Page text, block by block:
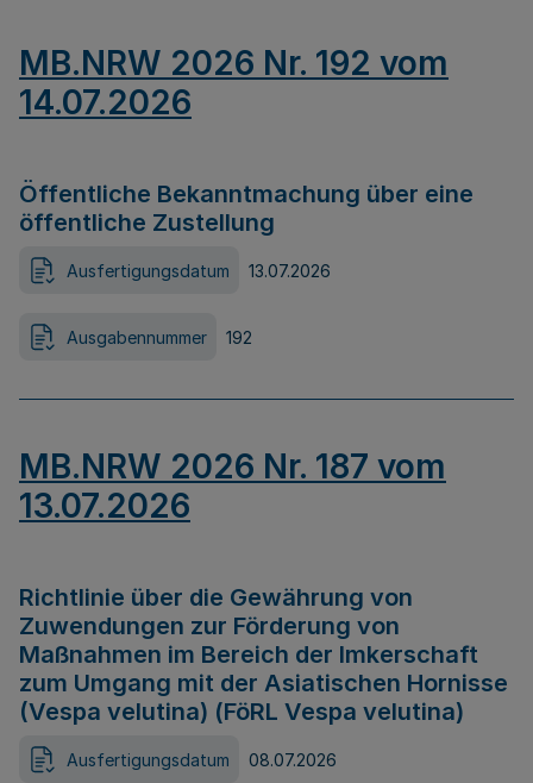
MB.NRW 2026 Nr. 192 vom
14.07.2026
Öffentliche Bekanntmachung über eine
öffentliche Zustellung
Ausfertigungsdatum 13.07.2026
Ausgabennummer 192
MB.NRW 2026 Nr. 187 vom
13.07.2026
Richtlinie über die Gewährung von
Zuwendungen zur Förderung von
Maßnahmen im Bereich der Imkerschaft
zum Umgang mit der Asiatischen Hornisse
(Vespa velutina) (FöRL Vespa velutina)
Ausfertigungsdatum 08.07.2026